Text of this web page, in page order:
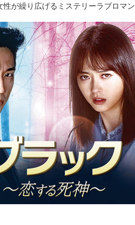
性が繰り広げるミステリーラブロマ